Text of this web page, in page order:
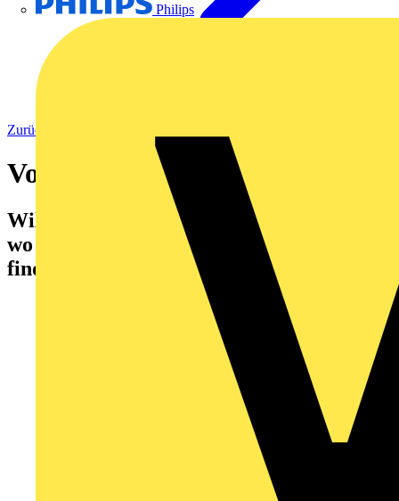
Philips
Zurück zu Startseite
Voltimum Akademie
Willkommen in der Voltimum Akademie,
wo Sie alle Webinare unserer Partner
finden.